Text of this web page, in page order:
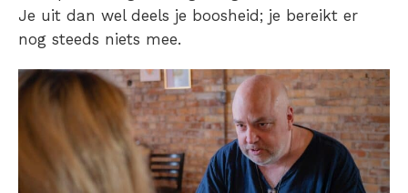
Je uit dan wel deels je boosheid; je bereikt er
nog steeds niets mee.